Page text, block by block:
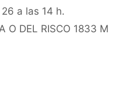
a las 14 h.
O DEL RISCO 1833 M